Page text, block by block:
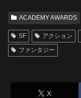
ACADEMY AWARDS
SF アクション
ファンタジー
X